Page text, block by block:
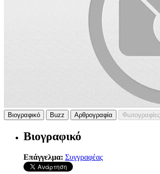
Βιογραφικό Buzz Αρθρογραφία Φωτογραφίες
Βιογραφικό
Επάγγελμα: Συγγραφέας